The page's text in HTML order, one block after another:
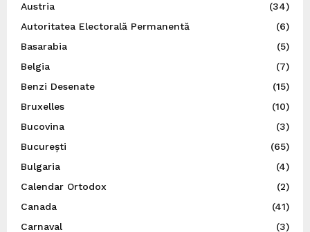
Austria
(34)
Autoritatea Electorală Permanentă
(6)
Basarabia
(5)
Belgia
(7)
Benzi Desenate
(15)
Bruxelles
(10)
Bucovina
(3)
București
(65)
Bulgaria
(4)
Calendar Ortodox
(2)
Canada
(41)
Carnaval
(3)